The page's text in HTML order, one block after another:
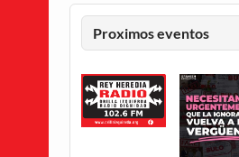
Proximos eventos